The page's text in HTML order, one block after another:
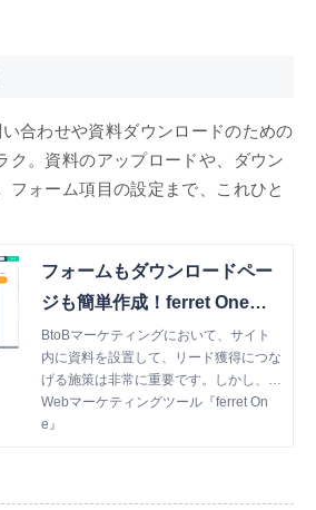
合わせや資料ダウンロードのための
ク。資料のアップロードや、ダウン
フォーム項目の設定まで、これひと
フォームもダウンロードペー
ジも簡単作成！ferret Oneの
操作画面を公開
BtoBマーケティングにおいて、サイト
内に資料を設置して、リード獲得につな
げる施策は非常に重要です。しかし、資
料をダウンロードしてもらうためには、
そのためのフォームやページの準備が必
Webマーケティングツール『ferret On
e』